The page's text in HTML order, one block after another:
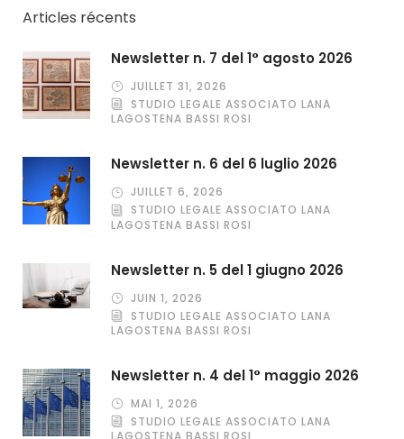
Articles récents
Newsletter n. 7 del 1° agosto 2026
JUILLET 31, 2026
STUDIO LEGALE ASSOCIATO LANA
LAGOSTENA BASSI ROSI
Newsletter n. 6 del 6 luglio 2026
JUILLET 6, 2026
STUDIO LEGALE ASSOCIATO LANA
LAGOSTENA BASSI ROSI
Newsletter n. 5 del 1 giugno 2026
JUIN 1, 2026
STUDIO LEGALE ASSOCIATO LANA
LAGOSTENA BASSI ROSI
Newsletter n. 4 del 1° maggio 2026
MAI 1, 2026
STUDIO LEGALE ASSOCIATO LANA
LAGOSTENA BASSI ROSI